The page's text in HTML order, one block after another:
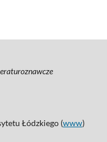
Łódzkiego (www)